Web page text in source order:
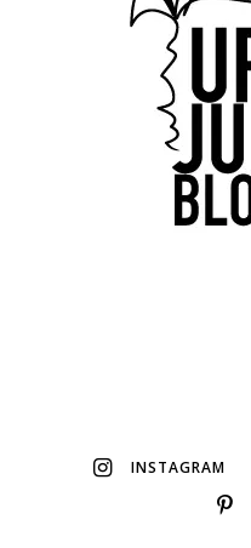
INSTAGRAM